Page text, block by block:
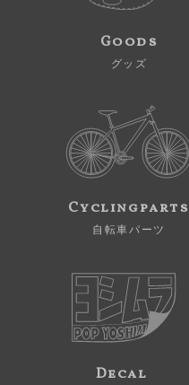
Goods
グッズ
Cyclingparts
自転車パーツ
Decal